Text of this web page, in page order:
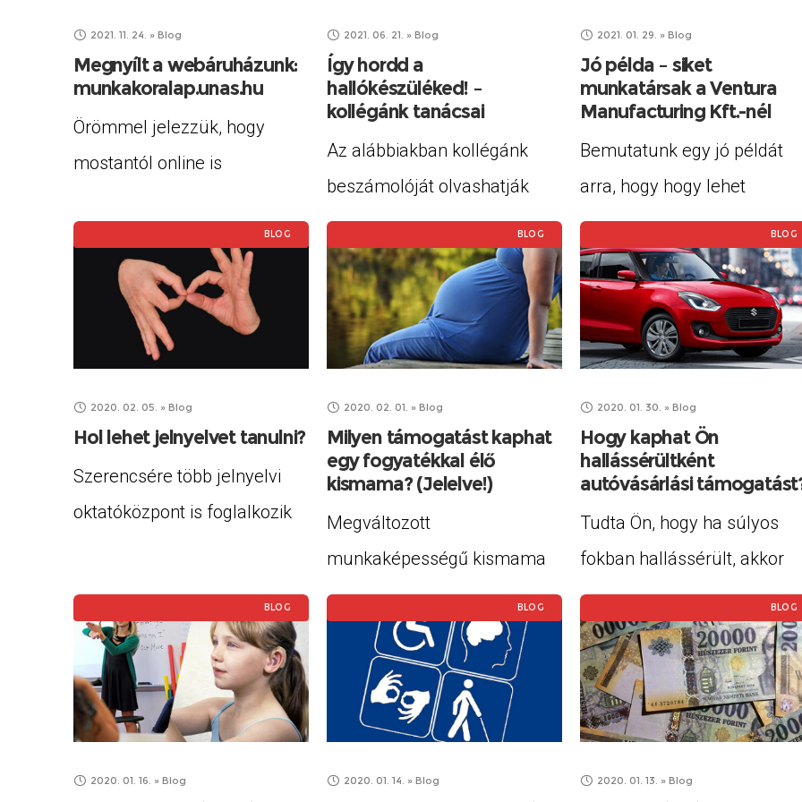
hatósági
alapítványunkat ilyen
panasszal.
illetékes kerületi hatósági
osztályhoz, ahol azt
neki, hogy ez
2021. 11. 24. » Blog
Megnyílt a webáruházunk:
munkakoralap.unas.hu
Örömmel jelezzük, hogy
mostantól online is
https://munkakoralap.unas.hu/
weboldalon. A munkatársaink
által készített kreatív
a KomplettA boltban (1084
Budapest, Bacsó B. u. 16.
pinceszint) lehetett
2021. 06. 21. » Blog
Így hordd a
hallókészüléked! –
kollégánk tanácsai
Az alábbiakban kollégánk
beszámolóját olvashatják
Nekem többféle
hallókészülékem volt az
életem során.
Gyerekkoromban,
iskolakezdés után a
„szivarzsebbe” helyzehető,
két ceruzaelemmel
működtetett és vezetékekkel
2021. 01. 29. » Blog
Jó példa – siket
munkatársak a Ventura
Manufacturing Kft.-nél
Bemutatunk egy jó példát
arra, hogy hogy lehet
hallássérült embereket
csak felvenni,
BLOG
2020. 02. 05. » Blog
Hol lehet jelnyelvet tanulni?
Szerencsére több jelnyelvi
oktatóközpont is foglalkozik
jellemzőjük, hogy mindkettő
központban profi és elhivatott
oktatók adják át a
hallássérültek és hallók
BLOG
2020. 02. 01. » Blog
Milyen támogatást kaphat
egy fogyatékkal élő
kismama? (Jelelve!)
Megváltozott
munkaképességű kismama
vagy? Tudsz valakiről, aki
megváltozott
munkaképességű, gyermeket
vár, és szeretnél vele jót
tenni? Akkor olvass tovább!
Anyasági támogatás Ezt a
BLOG
2020. 01. 30. » Blog
Hogy kaphat Ön
hallássérültként
autóvásárlási
Tudta Ön, hogy ha súlyos
fokban hallássérült, akkor
személygépkocsi-szerzési
támogatást kaphat? Régóta
létezik ez a támogatási
forma, de csak kevesen
tudnak róla. Feltétele, hogy
Ön részesüljön
BLOG
2020. 01. 16. » Blog
BLOG
2020. 01. 14. » Blog
BLOG
2020. 01. 13. » Blog